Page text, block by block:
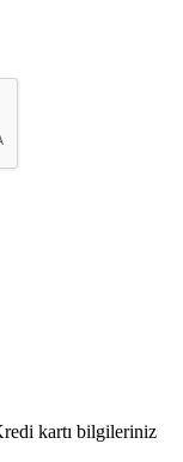
kartı bilgileriniz